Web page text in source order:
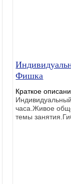
Фишка
Краткое
часа.Живое
темы